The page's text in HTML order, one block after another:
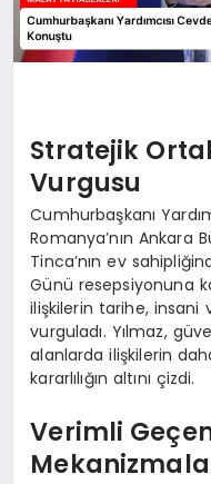
TEKNOLOJI
Stratejik
Vurgusu
Cumhurbaşkanı
Romanya’nın Ankara
Tinca’nın ev
Günü resepsiyonuna
ilişkilerin tarihe, insani
vurguladı. Yılmaz,
alanlarda ilişkilerin
kararlılığın altını çizdi.
Verimli